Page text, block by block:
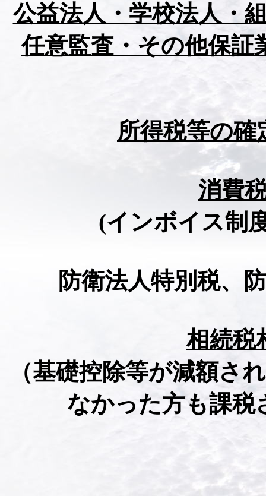
公益法人・学校法人・
任意監査・その他保
所得税等の確
消費
(インボイス制
防衛法人特別税、
相続税
（基礎控除等が減額さ
なかった方も課税